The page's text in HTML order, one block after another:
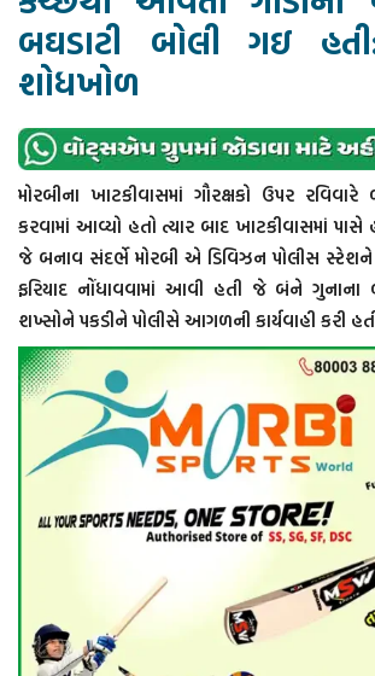
બઘડાટી બોલી ગઇ
શોધખોળ
મોરબીના ખાટકીવાસમાં ગૌરક્ષકો ઉપર
કરવામાં આવ્યો હતો ત્યાર બાદ ખાટકીવાસમાં પાસે
જે બનાવ સંદર્ભે મોરબી એ ડિવિઝન પોલીસ સ્ટેશને
ફરિયાદ નોંધાવવામાં આવી હતી જે બંને ગુનાના
શખ્સોને પકડીને પોલીસે આગળની કાર્યવાહી કરી